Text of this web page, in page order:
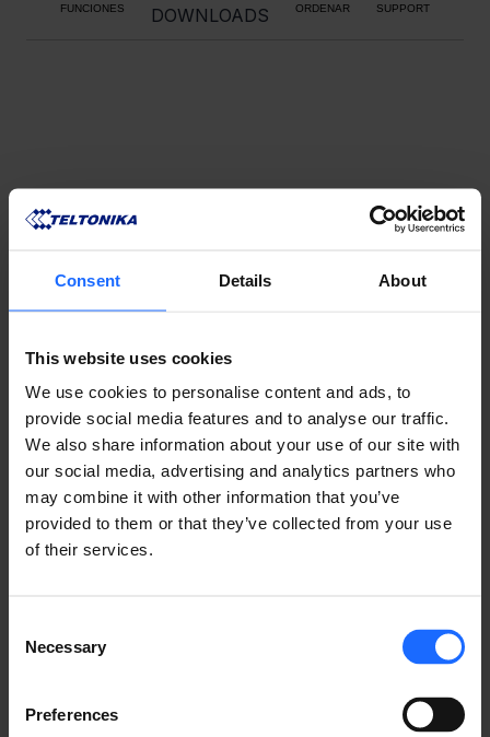
Consent Details About
This website uses cookies
We use cookies to personalise content and ads, to
provide social media features and to analyse our traffic.
We also share information about your use of our site with
our social media, advertising and analytics partners who
may combine it with other information that you’ve
provided to them or that they’ve collected from your use
of their services.
Selection
Necessary
Preferences
FUNCIONES DOWNLOADS ORDENAR SUPPORT
PRODUCTOS